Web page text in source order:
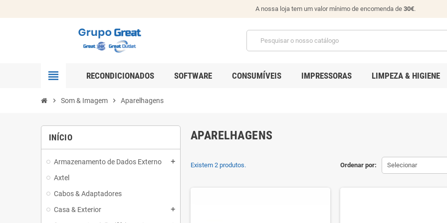
A nossa loja tem um valor mínimo de encomenda de 30€.
view_headline RECONDICIONADOS SOFTWARE CONSUMÍVEIS IMPRESSORAS LIMPEZA & HIGIENE
chevron_right Som & Imagem chevron_right Aparelhagens
INÍCIO
Armazenamento de Dados Externo add
Axtel
Cabos & Adaptadores
Casa & Exterior
add
APARELHAGENS
Ordenar por: Selecionar
Existem 2 produtos.